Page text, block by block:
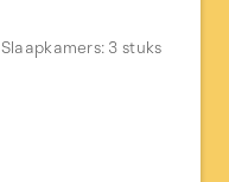
Slaapkamers: 3 stuks